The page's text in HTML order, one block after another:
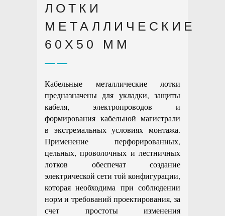
ЛОТКИ
МЕТАЛЛИЧЕСКИЕ
60X50 ММ
Кабельные металлические лотки
предназначены для укладки, защиты
кабеля, электропроводов и
формирования кабельной магистрали
в экстремальных условиях монтажа.
Применение перфорированных,
цельных, проволочных и лестничных
лотков обеспечат создание
электрической сети той конфигурации,
которая необходима при соблюдении
норм и требований проектирования, за
счет простоты изменения